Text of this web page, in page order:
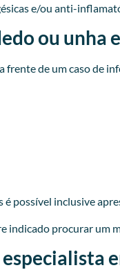
e/ou anti-
ou unha
de um caso de
é possível inclusive
indicado procurar um